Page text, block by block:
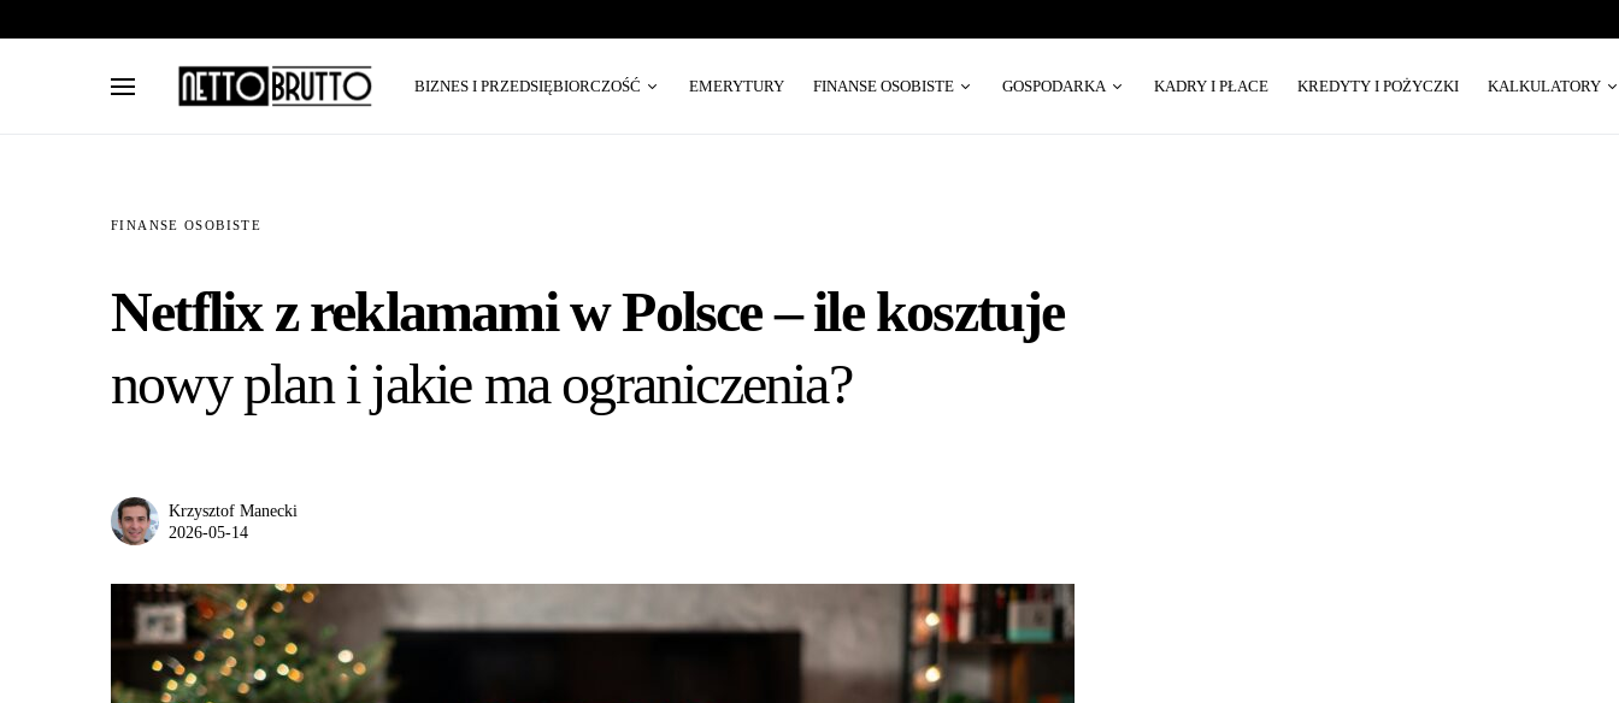
BIZNES I PRZEDSIĘBIORCZOŚĆ EMERYTURY FINANSE OSOBISTE GOSPODARKA KADRY I PŁACE KREDYTY I POŻYCZKI KALKULATORY
FINANSE OSOBISTE
Netflix z reklamami w Polsce – ile kosztuje
nowy plan i jakie ma ograniczenia?
Krzysztof Manecki
2026-05-14